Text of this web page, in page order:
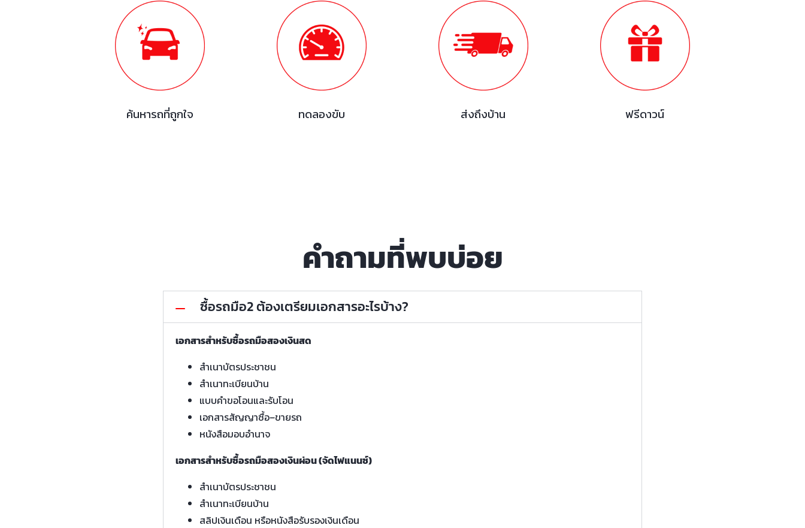
ค้นหารถที่ถูกใจ ทดลองขับ ส่งถึงบ้าน ฟรีดาวน์
คำถามที่พบบ่อย
ซื้อรถมือ2 ต้องเตรียมเอกสารอะไรบ้าง?
เอกสารสำหรับซื้อรถมือสองเงินสด
สำเนาบัตรประชาชน
สำเนาทะเบียนบ้าน
แบบคำขอโอนและรับโอน
เอกสารสัญญาซื้อ–ขายรถ
หนังสือมอบอำนาจ
เอกสารสำหรับซื้อรถมือสองเงินผ่อน (จัดไฟแนนซ์)
สำเนาบัตรประชาชน
สำเนาทะเบียนบ้าน
สลิปเงินเดือน หรือหนังสือรับรองเงินเดือน